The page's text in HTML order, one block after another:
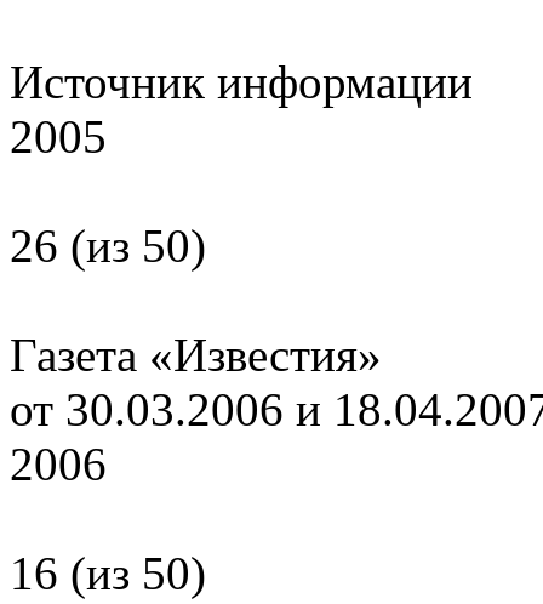
Источник информации
2005
26 (из 50)
Газета «Известия»
от 30.03.2006 и
2006
16 (из 50)